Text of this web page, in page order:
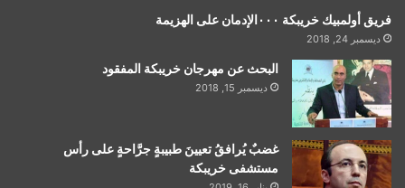
فريق أولمبيك خريبكة ٠٠٠الإدمان على الهزيمة
ديسمبر 24, 2018
البحث عن مهرجان خريبكة المفقود
ديسمبر 15, 2018
غضبٌ يُرافقُ تعيينَ طبيبةٍ جرَّاحةٍ على رأس
مستشفى خريبكة